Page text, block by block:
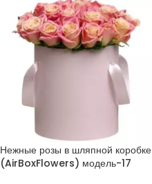
Нежные розы в шляпной коробке
(AirBoxFlowers) модель-17